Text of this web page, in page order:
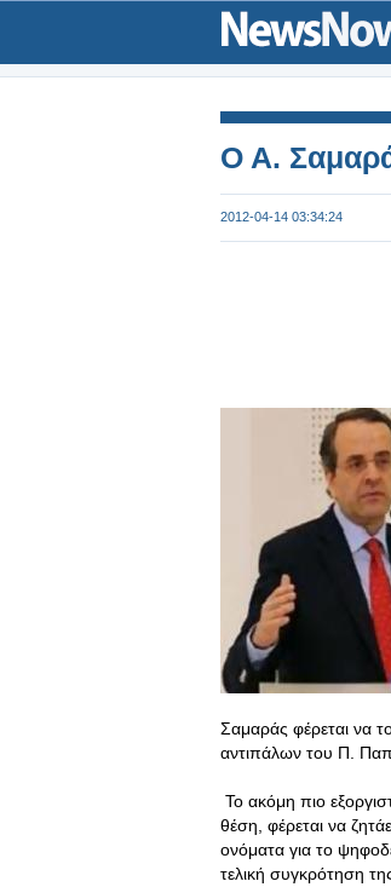
O A.
2012-04-14 03:34:24
Σαμαράς φέρεται να
αντιπάλων του Π.
Το ακόμη πιο
θέση, φέρεται να
ονόματα για το
τελική συγκρότηση